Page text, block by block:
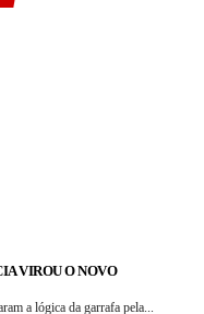
VIROU O NOVO
a lógica da garrafa pela...